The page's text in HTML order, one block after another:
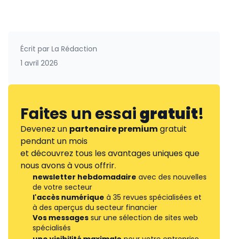
Écrit par La Rédaction
1 avril 2026
Faites un essaigratuit!
Devenez un partenaire premiumgratuit
pendant un mois
et découvrez tous les avantages uniques que
nous avons à vous offrir.
newsletter hebdomadaire avec des nouvelles
de votre secteur
l'accès numérique à 35 revues spécialisées et
à des aperçus du secteur financier
Vos messages sur une sélection de sites web
spécialisés